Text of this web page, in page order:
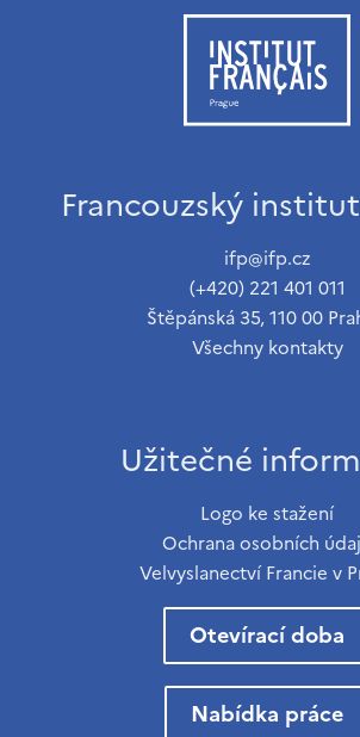
Francouzský
ifp@ifp.cz
(+420) 221 401 011
Štěpánská 35, 110 00
Všechny kontakty
Užitečné
Logo ke stažení
Ochrana osobních
Velvyslanectví Francie v
Otevírací doba
Nabídka práce